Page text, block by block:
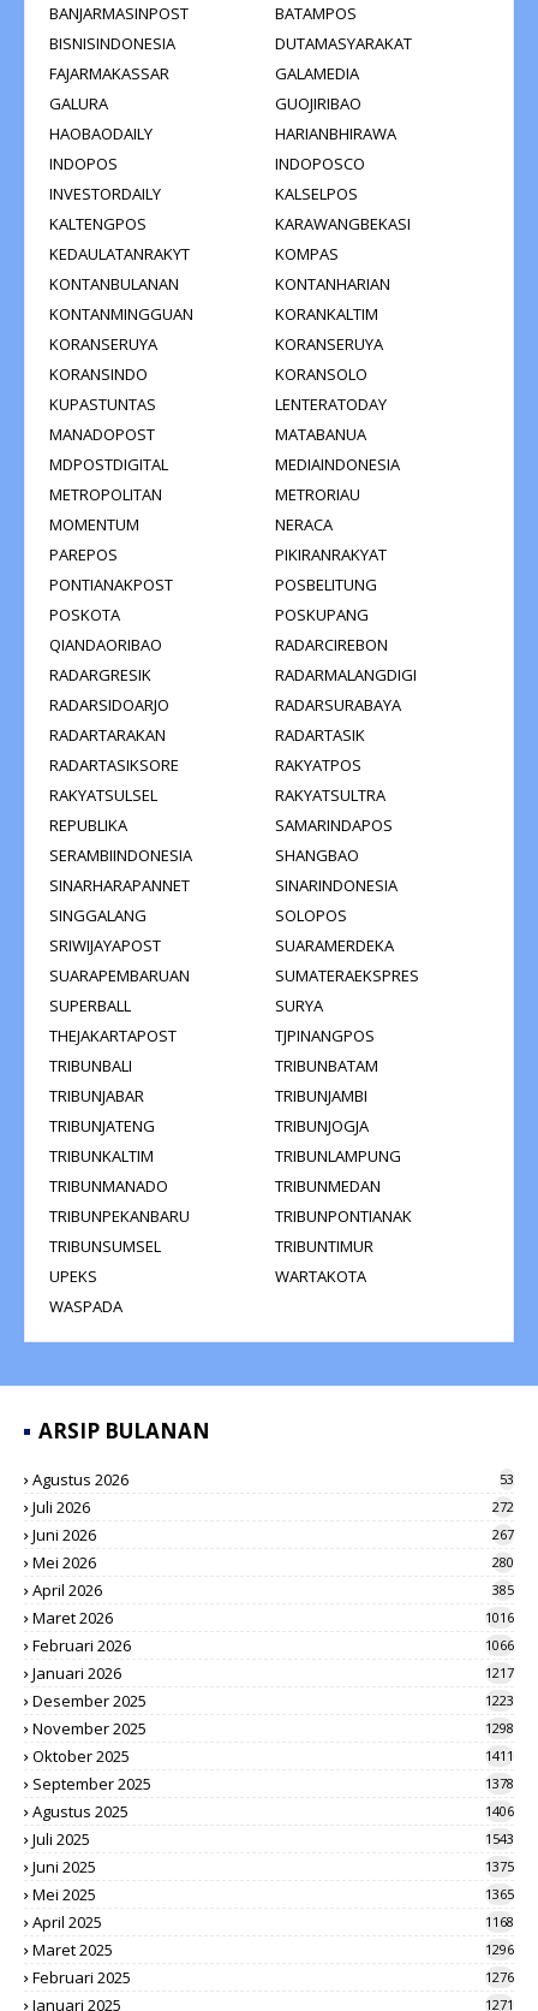
BANJARMASINPOST
BATAMPOS
BISNISINDONESIA
DUTAMASYARAKAT
FAJARMAKASSAR
GALAMEDIA
GALURA
GUOJIRIBAO
HAOBAODAILY
HARIANBHIRAWA
INDOPOS
INDOPOSCO
INVESTORDAILY
KALSELPOS
KALTENGPOS
KARAWANGBEKASI
KEDAULATANRAKYT
KOMPAS
KONTANBULANAN
KONTANHARIAN
KONTANMINGGUAN
KORANKALTIM
KORANSERUYA
KORANSERUYA
KORANSINDO
KORANSOLO
KUPASTUNTAS
LENTERATODAY
MANADOPOST
MATABANUA
MDPOSTDIGITAL
MEDIAINDONESIA
METROPOLITAN
METRORIAU
MOMENTUM
NERACA
PAREPOS
PIKIRANRAKYAT
PONTIANAKPOST
POSBELITUNG
POSKOTA
POSKUPANG
QIANDAORIBAO
RADARCIREBON
RADARGRESIK
RADARMALANGDIGI
RADARSIDOARJO
RADARSURABAYA
RADARTARAKAN
RADARTASIK
RADARTASIKSORE
RAKYATPOS
RAKYATSULSEL
RAKYATSULTRA
REPUBLIKA
SAMARINDAPOS
SERAMBIINDONESIA
SHANGBAO
SINARHARAPANNET
SINARINDONESIA
SINGGALANG
SOLOPOS
SRIWIJAYAPOST
SUARAMERDEKA
SUARAPEMBARUAN
SUMATERAEKSPRES
SUPERBALL
SURYA
THEJAKARTAPOST
TJPINANGPOS
TRIBUNBALI
TRIBUNBATAM
TRIBUNJABAR
TRIBUNJAMBI
TRIBUNJATENG
TRIBUNJOGJA
TRIBUNKALTIM
TRIBUNLAMPUNG
TRIBUNMANADO
TRIBUNMEDAN
TRIBUNPEKANBARU
TRIBUNPONTIANAK
TRIBUNSUMSEL
TRIBUNTIMUR
UPEKS
WARTAKOTA
WASPADA
ARSIP BULANAN
Agustus 2026 53
Juli 2026 272
Juni 2026 267
Mei 2026 280
April 2026 385
Maret 2026 1016
Februari 2026 1066
Januari 2026 1217
Desember 2025 1223
November 2025 1298
Oktober 2025 1411
September 2025 1378
Agustus 2025 1406
Juli 2025 1543
Juni 2025 1375
Mei 2025 1365
April 2025 1168
Maret 2025 1296
Februari 2025 1276
Januari 2025 1271